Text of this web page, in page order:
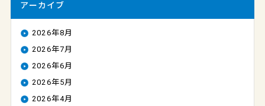
アーカイブ
2026年8月
2026年7月
2026年6月
2026年5月
2026年4月